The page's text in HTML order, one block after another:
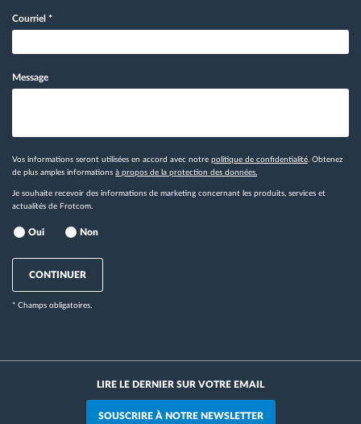
Courriel *
Message
Vos informations seront utilisées en accord avec notre politique de confidentialité . Obtenez
de plus amples informations à propos de la protection des données.
Je souhaite recevoir des informations de marketing concernant les produits, services et
actualités de Frotcom.
Oui Non
CONTINUER
* Champs obligatoires.
LIRE LE DERNIER SUR VOTRE EMAIL
SOUSCRIRE À NOTRE NEWSLETTER